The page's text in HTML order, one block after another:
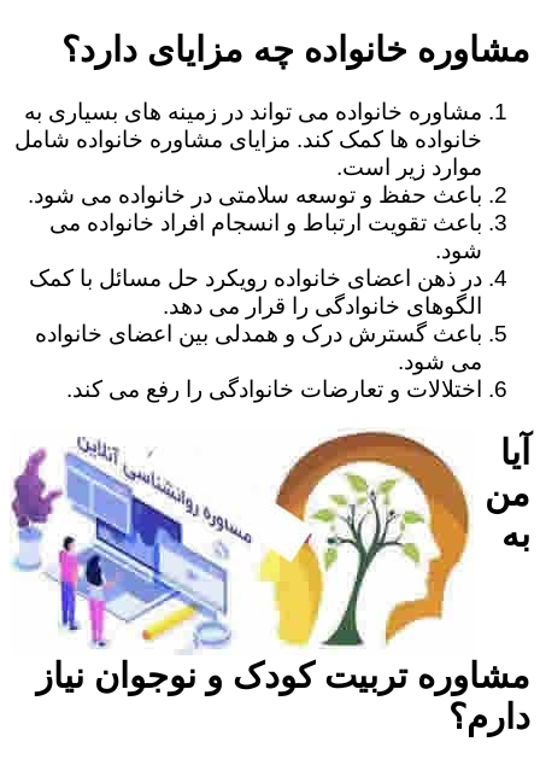
مشاوره خانواده چه مزایای دارد؟
مشاوره خانواده می تواند در زمینه های بسیاری به
خانواده ها کمک کند. مزایای مشاوره خانواده شامل
موارد زیر است.
باعث حفظ و توسعه سلامتی در خانواده می شود.
باعث تقویت ارتباط و انسجام افراد خانواده می
شود.
در ذهن اعضای خانواده رویکرد حل مسائل با کمک
الگوهای خانوادگی را قرار می دهد.
باعث گسترش درک و همدلی بین اعضای خانواده
می شود.
اختلالات و تعارضات خانوادگی را رفع می کند.
آیا
من
به
مشاوره تربیت کودک و نوجوان نیاز
دارم؟